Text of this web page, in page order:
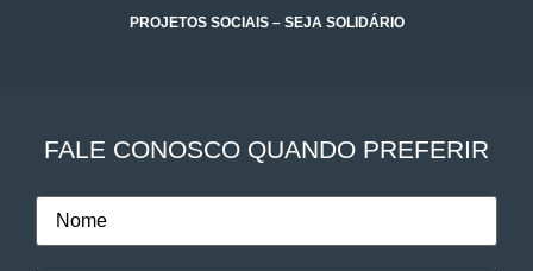
PROJETOS SOCIAIS – SEJA SOLIDÁRIO
FALE CONOSCO QUANDO PREFERIR